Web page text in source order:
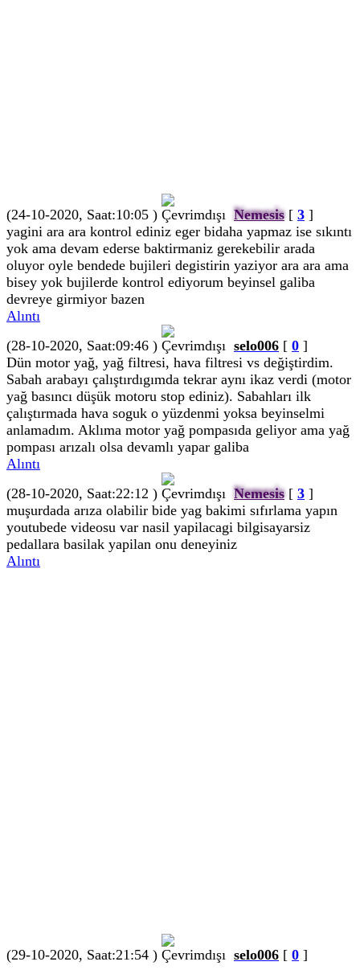
(24-10-2020, Saat:10:05 ) Nemesis [ 3 ]
yagini ara ara kontrol ediniz eger bidaha yapmaz ise sıkıntı
yok ama devam ederse baktirmaniz gerekebilir arada
oluyor oyle bendede bujileri degistirin yaziyor ara ara ama
bisey yok bujilerde kontrol ediyorum beyinsel galiba
devreye girmiyor bazen
Alıntı
(28-10-2020, Saat:09:46 )
selo006 [ 0 ]
Dün motor yağ, yağ filtresi, hava filtresi vs değiştirdim.
Sabah arabayı çalıştırdıgımda tekrar aynı ikaz verdi (motor
yağ basıncı düşük motoru stop ediniz). Sabahları ilk
çalıştırmada hava soguk o yüzdenmi yoksa beyinselmi
anlamadım. Aklıma motor yağ pompasıda geliyor ama yağ
pompası arızalı olsa devamlı yapar galiba
Alıntı
(28-10-2020, Saat:22:12 )
Nemesis [ 3 ]
muşurdada arıza olabilir bide yag bakimi sıfırlama yapın
youtubede videosu var nasil yapilacagi bilgisayarsiz
pedallara basilak yapilan onu deneyiniz
Alıntı
(29-10-2020, Saat:21:54 ) selo006 [ 0 ]